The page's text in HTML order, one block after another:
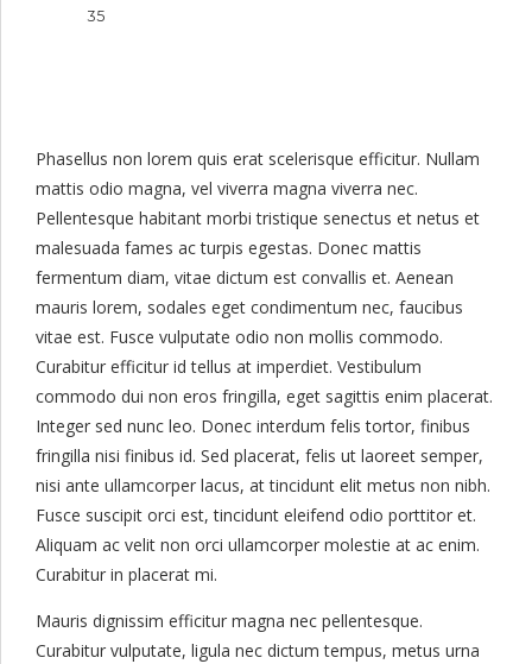
35
Phasellus non lorem quis erat scelerisque efficitur. Nullam
mattis odio magna, vel viverra magna viverra nec.
Pellentesque habitant morbi tristique senectus et netus et
malesuada fames ac turpis egestas. Donec mattis
fermentum diam, vitae dictum est convallis et. Aenean
mauris lorem, sodales eget condimentum nec, faucibus
vitae est. Fusce vulputate odio non mollis commodo.
Curabitur efficitur id tellus at imperdiet. Vestibulum
commodo dui non eros fringilla, eget sagittis enim placerat.
Integer sed nunc leo. Donec interdum felis tortor, finibus
fringilla nisi finibus id. Sed placerat, felis ut laoreet semper,
nisi ante ullamcorper lacus, at tincidunt elit metus non nibh.
Fusce suscipit orci est, tincidunt eleifend odio porttitor et.
Aliquam ac velit non orci ullamcorper molestie at ac enim.
Curabitur in placerat mi.
Mauris dignissim efficitur magna nec pellentesque.
Curabitur vulputate, ligula nec dictum tempus, metus urna